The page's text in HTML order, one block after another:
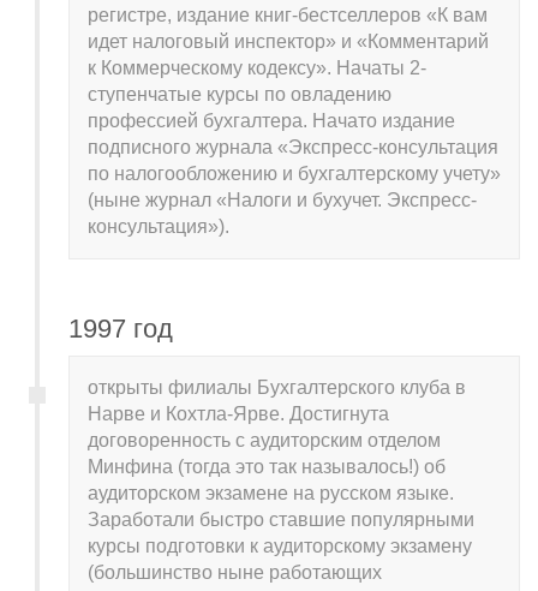
регистре, издание книг-бестселлеров «К вам
идет налоговый инспектор» и «Комментарий
к Коммерческому кодексу». Начаты 2-
ступенчатые курсы по овладению
профессией бухгалтера. Начато издание
подписного журнала «Экспресс-консультация
по налогообложению и бухгалтерскому учету»
(ныне журнал «Налоги и бухучет. Экспресс-
консультация»).
1997 год
открыты филиалы Бухгалтерского клуба в
Нарве и Кохтла-Ярве. Достигнута
договоренность с аудиторским отделом
Минфина (тогда это так называлось!) об
аудиторском экзамене на русском языке.
Заработали быстро ставшие популярными
курсы подготовки к аудиторскому экзамену
(большинство ныне работающих